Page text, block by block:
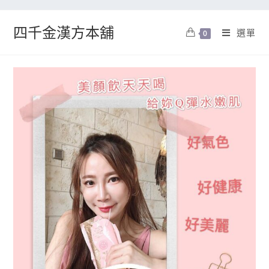
四千金漢方本舖 0 選單